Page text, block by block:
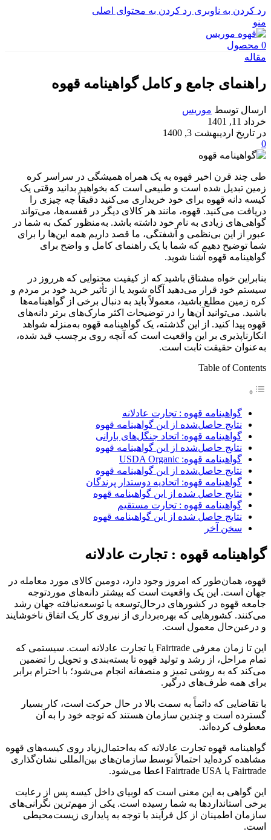
رد کردن به ناوبری رد کردن به محتوای اصلی
منو
0 محصول
مقاله
راهنمای جامع و کامل گواهینامه قهوه
ارسال توسط موریس
خرداد 11, 1401
در تاریخ اردیبهشت 3, 1400
0
طی چند قرن اخیر قهوه به یک همراه همیشگی در سراسر کره
زمین تبدیل شده است و طبیعی است که بخواهید بدانید وقتی یک
کیسه دانه قهوه برای خود خریداری می‌کنید دقیقاً چه چیزی را
دریافت می‌کنید. قهوه، مانند هر کالای دیگر در قفسه‌ها، می‌تواند
گواهی‌های زیادی به نام خود داشته باشد. به‌منظور کمک به شما در
عبور از این بی‌نظمی و آشفتگی، ما قصد داریم همه این‌ها را برای
شما توضیح دهیم که شما با یک راهنمای کامل و واضح برای
گواهینامه قهوه آشنا شوید.
بنابراین خواه مشتاق باشید که از کیفیت محتوایی که هرروز در
سیستم خود قرار می‌دهید آگاه شوید یا از تأثیر خرید خود بر مردم و
کره زمین مطلع باشید، معمولاً باید به دنبال برخی از گواهینامه‌ها
باشید. می‌توانید آن‌ها را در توضیحات اکثر مارک‌های برتر دانه‌های
قهوه پیدا کنید. از این گذشته، یک گواهینامه قهوه به‌منزله شواهد
انکارناپذیری بر این واقعیت است که آنچه روی برچسب قید شده،
به‌عنوان حقیقت ثابت است.
Table of Contents
گواهینامه قهوه : تجارت عادلانه
نتایج حاصل‌شده از این گواهینامه قهوه
گواهینامه قهوه: اتحاد جنگل‌های بارانی
نتایج حاصل‌شده از این گواهینامه قهوه
گواهینامه قهوه: USDA Organic
نتایج حاصل‌شده از این گواهینامه قهوه
گواهینامه قهوه: اتحادیه دوستدار پرندگان
نتایج حاصل شده از این گواهینامه قهوه
گواهینامه قهوه : تجارت مستقیم
نتایج حاصل شده از این گواهینامه قهوه
سخن آخر
گواهینامه قهوه : تجارت عادلانه
قهوه، همان‌طور که امروز وجود دارد، دومین کالای مورد معامله در
جهان است. این یک واقعیت است که بیشتر دانه‌های موردتوجه
جامعه قهوه در کشورهای درحال‌توسعه یا توسعه‌نیافته جهان رشد
می‌کنند. کشورهایی که بهره‌برداری از نیروی کار یک اتفاق ناخوشایند
و درعین‌حال معمول است.
این تا زمان معرفی Fairtrade یا تجارت عادلانه است. سیستمی که
تمام مراحل، از رشد و تولید قهوه تا بسته‌بندی و تحویل را تضمین
می‌کند که به روشی تمیز و منصفانه انجام می‌شود؛ با احترام برابر
برای همه طرف‌های درگیر.
با تقاضایی که دائماً به سمت بالا در حال حرکت است، کار بسیار
گسترده است و چندین سازمان هستند که توجه خود را به آن
معطوف کرده‌اند.
گواهینامه قهوه تجارت عادلانه که به‌احتمال‌زیاد روی کیسه‌های قهوه
مشاهده کرده‌اید احتمالاً توسط سازمان‌های بین‌المللی نشان‌گذاری
Fairtrade یا Fairtrade USA اعطا می‌شود.
این گواهی به این معنی است که لوبیای داخل کیسه پس از رعایت
برخی استانداردها به شما رسیده است. یكی از مهم‌ترین نگرانی‌های
سازمان اطمینان از كل فرآیند با توجه به پایداری زیست‌محیطی
است.